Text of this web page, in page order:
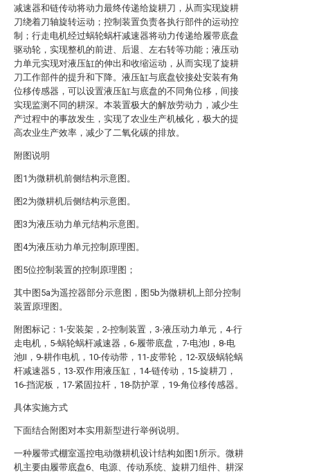
减速器和链传动将动力最终传递给旋耕刀，从而实现旋耕
刀绕着刀轴旋转运动；控制装置负责各执行部件的运动控
制；行走电机经过蜗轮蜗杆减速器将动力传递给履带底盘
驱动轮，实现整机的前进、后退、左右转等功能；液压动
力单元实现对液压缸的伸出和收缩运动，从而实现了旋耕
刀工作部件的提升和下降。液压缸与底盘铰接处安装有角
位移传感器，可以设置液压缸与底盘的不同角位移，间接
实现监测不同的耕深。本装置极大的解放劳动力，减少生
产过程中的事故发生，实现了农业生产机械化，极大的提
高农业生产效率，减少了二氧化碳的排放。
附图说明
图1为微耕机前侧结构示意图。
图2为微耕机后侧结构示意图。
图3为液压动力单元结构示意图。
图4为液压动力单元控制原理图。
图5位控制装置的控制原理图；
其中图5a为遥控器部分示意图，图5b为微耕机上部分控制
装置原理图。
附图标记：1-安装架，2-控制装置，3-液压动力单元，4-行
走电机，5-蜗轮蜗杆减速器，6-履带底盘，7-电池I，8-电
池II，9-耕作电机，10-传动带，11-皮带轮，12-双级蜗轮蜗
杆减速器5，13-双作用液压缸，14-链传动，15-旋耕刀，
16-挡泥板，17-紧固拉杆，18-防护罩，19-角位移传感器。
具体实施方式
下面结合附图对本实用新型进行举例说明。
一种履带式棚室遥控电动微耕机设计结构如图1所示。微耕
机主要由履带底盘6、电源、传动系统、旋耕刀组件、耕深